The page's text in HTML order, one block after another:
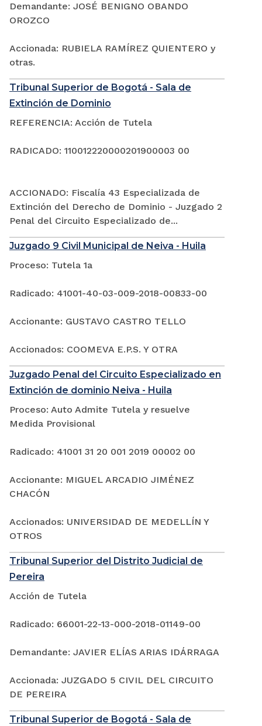
Demandante: JOSÉ BENIGNO OBANDO
OROZCO
Accionada: RUBIELA RAMÍREZ QUIENTERO y
otras.
Tribunal Superior de Bogotá - Sala de
Extinción de Dominio
REFERENCIA: Acción de Tutela
RADICADO: 110012220000201900003 00
ACCIONADO: Fiscalía 43 Especializada de
Extinción del Derecho de Dominio - Juzgado 2
Penal del Circuito Especializado de...
Juzgado 9 Civil Municipal de Neiva - Huila
Proceso: Tutela 1a
Radicado: 41001-40-03-009-2018-00833-00
Accionante: GUSTAVO CASTRO TELLO
Accionados: COOMEVA E.P.S. Y OTRA
Juzgado Penal del Circuito Especializado en
Extinción de dominio Neiva - Huila
Proceso: Auto Admite Tutela y resuelve
Medida Provisional
Radicado: 41001 31 20 001 2019 00002 00
Accionante: MIGUEL ARCADIO JIMÉNEZ
CHACÓN
Accionados: UNIVERSIDAD DE MEDELLÍN Y
OTROS
Tribunal Superior del Distrito Judicial de
Pereira
Acción de Tutela
Radicado: 66001-22-13-000-2018-01149-00
Demandante: JAVIER ELÍAS ARIAS IDÁRRAGA
Accionada: JUZGADO 5 CIVIL DEL CIRCUITO
DE PEREIRA
Tribunal Superior de Bogotá - Sala de